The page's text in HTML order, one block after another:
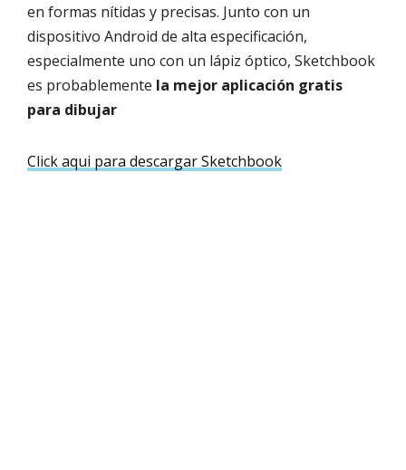
en formas nítidas y precisas. Junto con un
dispositivo Android de alta especificación,
especialmente uno con un lápiz óptico, Sketchbook
es probablemente la mejor aplicación gratis
para dibujar
Click aqui para descargar Sketchbook